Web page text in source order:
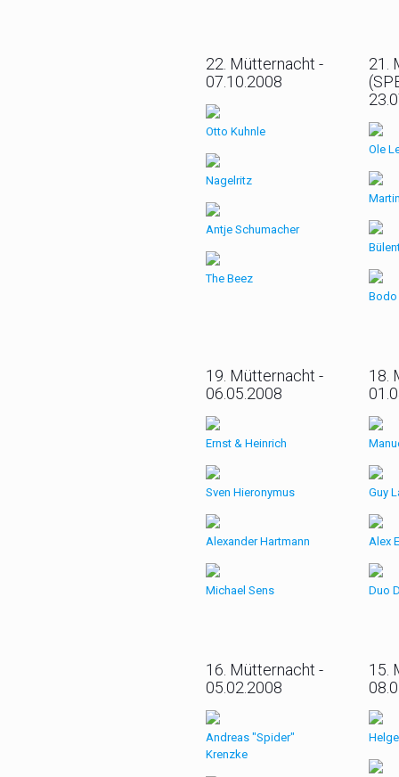
22. Mütternacht -
07.10.2008
Otto Kuhnle
Nagelritz
Antje Schumacher
The Beez
21.
Ole
Bodo
19. Mütternacht -
06.05.2008
Ernst & Heinrich
Sven Hieronymus
Alexander Hartmann
Michael Sens
18.
Guy
Alex
Duo
16. Mütternacht -
05.02.2008
Andreas "Spider"
Krenzke
15.